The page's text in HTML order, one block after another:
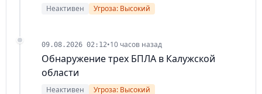
Неактивен Угроза: Высокий
09.08.2026 02:12•10 часов назад
Обнаружение трех БПЛА в Калужской
области
Неактивен Угроза: Высокий